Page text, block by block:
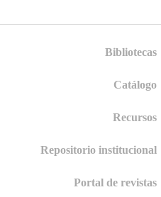
Bibliotecas
Catálogo
Recursos
Repositorio institucional
Portal de revistas